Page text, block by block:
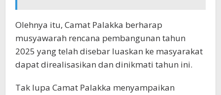
Olehnya itu, Camat Palakka berharap
musyawarah rencana pembangunan tahun
2025 yang telah disebar luaskan ke masyarakat
dapat direalisasikan dan dinikmati tahun ini.
Tak lupa Camat Palakka menyampaikan